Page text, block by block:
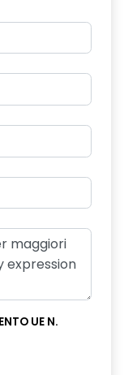
UE N.